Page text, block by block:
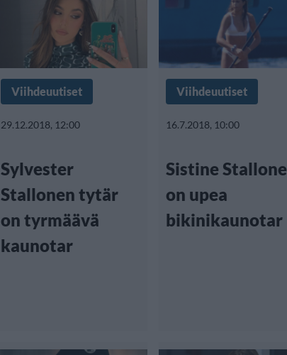
Viihdeuutiset
29.12.2018, 12:00
Sylvester
Stallonen tytär
on tyrmäävä
kaunotar
Viihdeuutiset
16.7.2018, 10:00
Sistine Stallone
on upea
bikinikaunotar